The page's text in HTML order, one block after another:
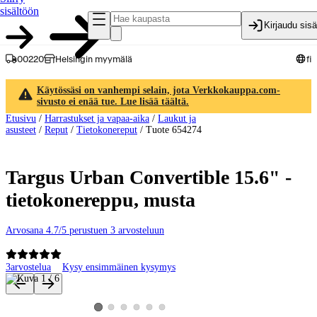
sisältöön
Kirjaudu
00220 Helsingin myymälä fi
Käytössäsi on vanhempi selain, jota Verkkokauppa.com-
sivusto ei enää tue. Lue lisää täältä.
Etusivu / Harrastukset ja vapaa-aika / Laukut ja
asusteet / Reput / Tietokonereput / Tuote 654274
Targus Urban Convertible 15.6" -
tietokonereppu, musta
Arvosana 4.7/5 perustuen 3 arvosteluun
3arvostelua Kysy ensimmäinen kysymys
Tuotteen kuvat ja videot
Katso tuotekuva 1
Katso tuotekuva 2
Katso tuotekuva 3
Katso tuotekuva 4
Katso tuotekuva 5
Katso tuotekuva 6